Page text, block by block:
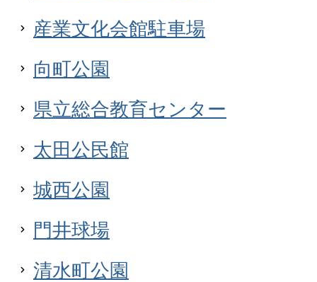
産業文化会館駐車場
向町公園
県立総合教育センター
太田公民館
城西公園
門井球場
清水町公園